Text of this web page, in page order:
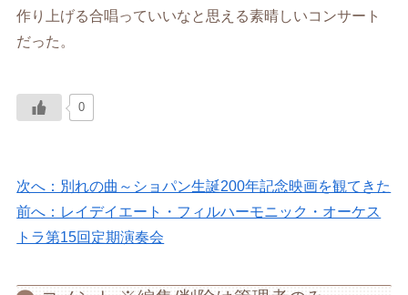
作り上げる合唱っていいなと思える素晴しいコンサート
だった。
0
次へ：別れの曲～ショパン生誕200年記念映画を観てきた
前へ：レイデイエート・フィルハーモニック・オーケス
トラ第15回定期演奏会